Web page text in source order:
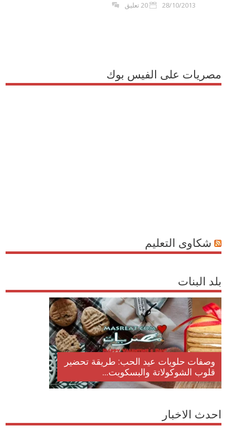
28/10/2013 20 تعليق
مصريات على الفيس بوك
شكاوى التعليم
بلد البنات
وصفات حلويات عيد الحب: طريقة تحضير
قلوب الشوكولاتة والبسكويت...
احدث الاخبار